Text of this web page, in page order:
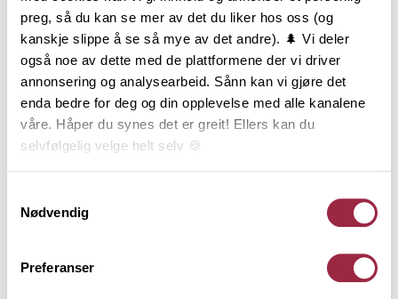
preg, så du kan se mer av det du liker hos oss (og
kanskje slippe å se så mye av det andre). 🌲 Vi deler
også noe av dette med de plattformene der vi driver
annonsering og analysearbeid. Sånn kan vi gjøre det
enda bedre for deg og din opplevelse med alle kanalene
våre. Håper du synes det er greit! Ellers kan du
selvfølgelig velge helt selv 🍪
Nødvendig
Preferanser